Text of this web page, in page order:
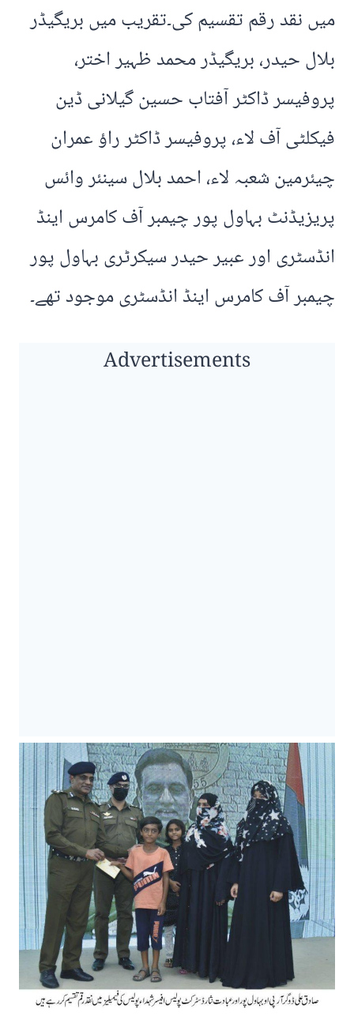
میں نقد رقم تقسیم کی۔تقریب میں بریگیڈر
بلال حیدر، بریگیڈر محمد ظہیر اختر،
پروفیسر ڈاکٹر آفتاب حسین گیلانی ڈین
فیکلٹی آف لاء، پروفیسر ڈاکٹر راؤ عمران
چیئرمین شعبہ لاء، احمد بلال سینئر وائس
پریزیڈنٹ بہاول پور چیمبر آف کامرس اینڈ
انڈسٹری اور عبیر حیدر سیکرٹری بہاول پور
چیمبر آف کامرس اینڈ انڈسٹری موجود تھے۔
Advertisements